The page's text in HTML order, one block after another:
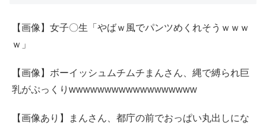
【画像】女子〇生「やばｗ風でパンツめくれそうｗｗｗ
ｗ」
【画像】ボーイッシュムチムチまんさん、縄で縛られ巨
乳がぷっくりwwwwwwwwwwwwwwwwww
【画像あり】まんさん、都庁の前でおっぱい丸出しにな